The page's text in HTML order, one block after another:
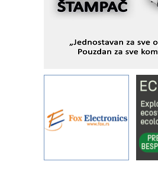
Alba d.o.o. – 35 godina
IBeRTIM - oprema za
STAUFF –
povećavaju
YAMADA pumpe –
pouzdanost u transferu
Filtration Group
rešenja za filtraciju u